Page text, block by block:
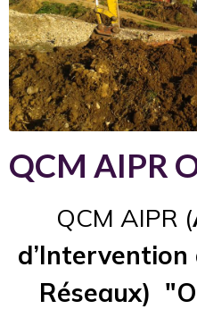
QCM AIPR
QCM AIPR (
Réseaux)